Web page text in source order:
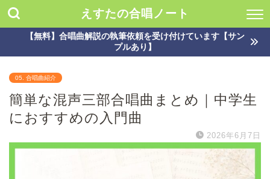
えすたの合唱ノート
【無料】合唱曲解説の執筆依頼を受け付けています【サン
プルあり】
05. 合唱曲紹介
簡単な混声三部合唱曲まとめ｜中学生
におすすめの入門曲
2026年6月7日